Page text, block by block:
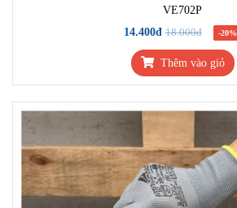
VE702P
14.400đ 18.000đ -20%
Thêm vào giỏ